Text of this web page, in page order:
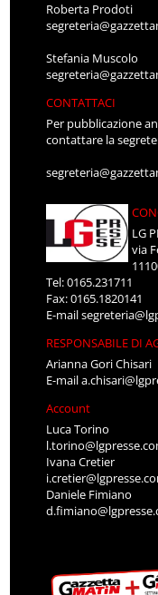
Roberta Prodoti
Stefania Muscolo
CONTATTACI
Per pubblicazione
contattare la
LG
via
Tel: 0165.231711
Fax: 0165.1820141
E-mail
RESPONSABILE DI
Arianna Gori Chisari
E-mail
Account
Luca Torino
Ivana Cretier
Daniele Fimiano